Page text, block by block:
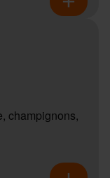
champignons,